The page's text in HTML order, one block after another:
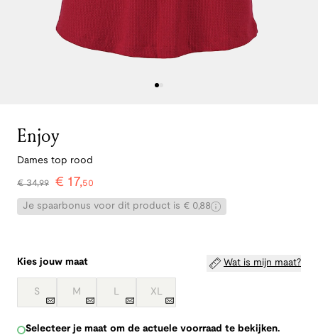
Enjoy
Dames top rood
€34,99 € 17,50
Je spaarbonus voor dit product is € 0,88
Kies jouw maat Wat is mijn maat?
S M L XL
Selecteer je maat om de actuele voorraad te bekijken.